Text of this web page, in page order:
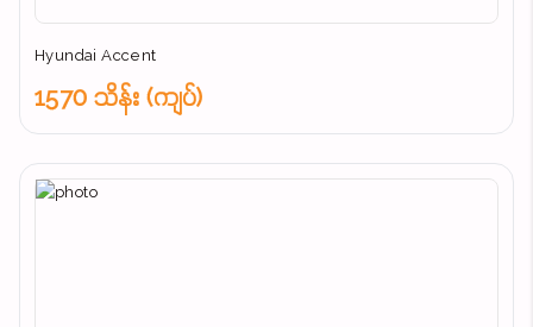
Hyundai Accent
1570 သိန်း (ကျပ်)